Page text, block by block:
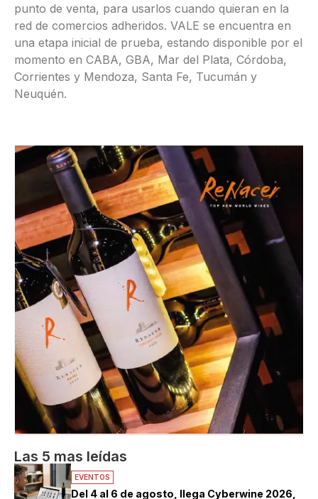
punto de venta, para usarlos cuando quieran en la
red de comercios adheridos. VALE se encuentra en
una etapa inicial de prueba, estando disponible por el
momento en CABA, GBA, Mar del Plata, Córdoba,
Corrientes y Mendoza, Santa Fe, Tucumán y
Neuquén.
Las 5 mas leídas
EVENTOS
Del 4 al 6 de agosto, llega Cyberwine 2026,